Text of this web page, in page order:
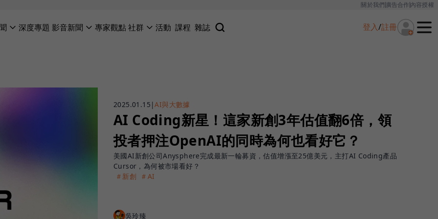
關於我們廣告合作內容授權
深度專題 影音新聞 專家觀點社群 活動 課程 雜誌 登入/註冊
2025.01.15 |AI與大數據
AI Coding新星！這家新創3年估值翻6倍，領
投者押注OpenAI的同時為何也看好它？
美國AI新創公司Anysphere完成最新一輪募資，估值增漲至25億美元，主打AI Coding產品
Cursor，為何被市場看好？
＃新創
＃AI
吳玲臻